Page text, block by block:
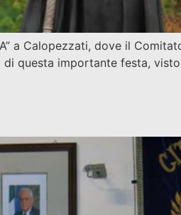
a Calopezzati, dove il
di questa importante festa, visto